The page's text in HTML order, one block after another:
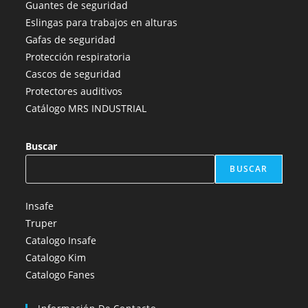
nueva
pestaña
nueva
pestaña
nueva
pestaña
nueva
Guantes de seguridad
Eslingas para trabajos en alturas
Gafas de seguridad
Protección respiratoria
Cascos de seguridad
Protectores auditivos
Catálogo MRS INDUSTRIAL
Buscar
BUSCAR
Insafe
Truper
Catalogo Insafe
Catalogo Kim
Catalogo Fanes